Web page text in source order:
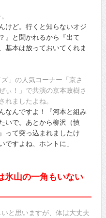
けど。行くと知らないオジ
』と聞かれるから『出て
基本は放っておいてくれま
」の人気コーナー「京さ
！」で共演の京本政樹さ
れましたよね。
なんですよ！『河本と組み
いで。あとから柳沢（慎
って突っ込まれましたけ
ですよね、ホントに」
氷山の一角もいない
と思いますが、体は大丈夫